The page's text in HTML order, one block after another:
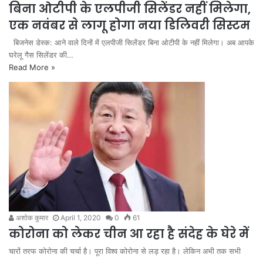
बिना ओटीपी के एलपीजी सिलेंडर नहीं मिलेगा,
एक नवंबर से लागू होगा नया डिलिवरी सिस्टम
बिजनेस डेस्क: आने वाले दिनों में एलपीजी सिलेंडर बिना ओटीपी के नहीं मिलेगा। अब आपके
घरेलू गैस सिलेंडर की…
Read More »
अशोक कुमार April 1, 2020 0 61
कोरोना को लेकर चीन आ रहा है संदेह के घेरे में
चारों तरफ कोरोना की चर्चा है। पूरा विश्व कोरोना से लड़ रहा है। लेकिन अभी तक सभी